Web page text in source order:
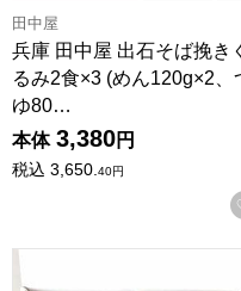
田中屋
兵庫 田中屋 出石そば挽き
るみ2食×3 (めん120g×2、
ゆ80…
本体 3,380円
税込 3,650.40円
京都生まれ デニッシュ